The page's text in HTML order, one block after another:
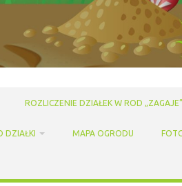
ROZLICZENIE DZIAŁEK W ROD
DZIAŁKI MAPA OGRODU